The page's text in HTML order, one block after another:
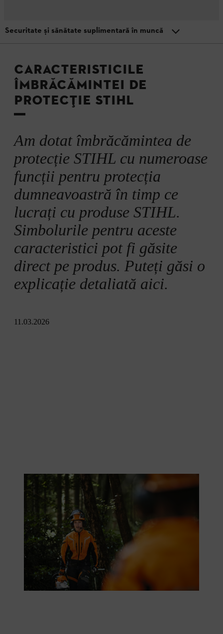
Siguranța dumneavoastră în muncă este obligatorie
CARACTERISTICILE
ÎMBRĂCĂMINTEI DE
PROTECȚIE STIHL
Am dotat îmbrăcămintea de
protecție STIHL cu numeroase
funcții pentru protecția
dumneavoastră în timp ce
lucrați cu produse STIHL.
Simbolurile pentru aceste
caracteristici pot fi găsite
direct pe produs. Puteți găsi o
explicație detaliată aici.
11.03.2026
Securitate și sănătate suplimentară în muncă
Protecție împotriva tăierii
Croieli
Calitatea materialului
Securitate și sănătate suplimentară în muncă